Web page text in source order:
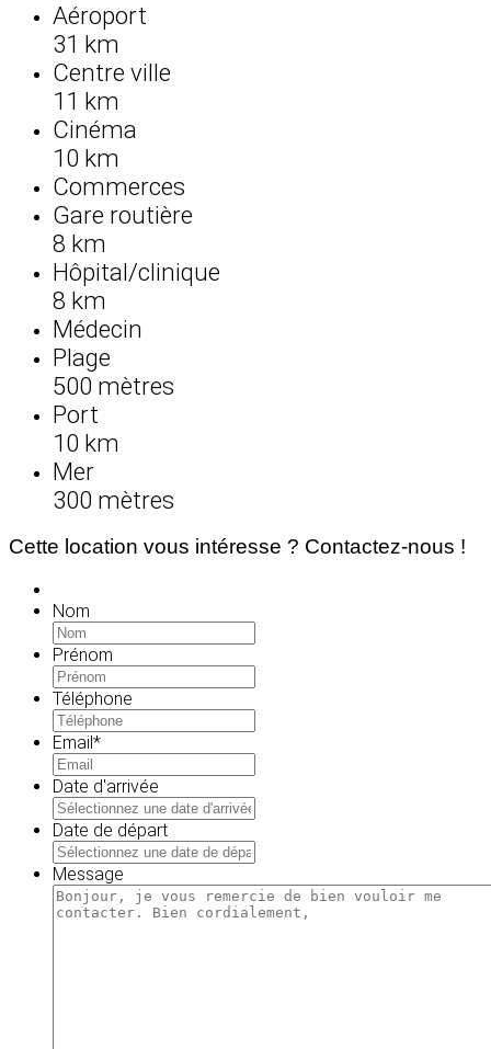
Aéroport
31 km
Centre ville
11 km
Cinéma
10 km
Commerces
Gare routière
8 km
Hôpital/clinique
8 km
Médecin
Plage
500 mètres
Port
10 km
Mer
300 mètres
Cette location vous intéresse ? Contactez-nous !
Nom
Prénom
Téléphone
Email*
Date d'arrivée
JJ
slash
AAAA
Date de départ
JJ
slash
Message